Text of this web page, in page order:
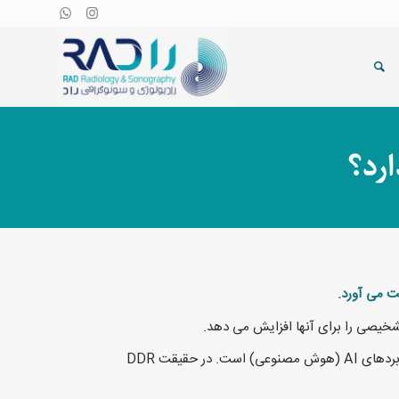
این سری حرکات را می توان با قابلیت پردازش تصویر پیشرفته DDR مورد تجزیه و تحلیل و کمیت قرار داد. DDR بستر امیدوارکننده ای برای کاربردهای AI (هوش مصنوعی) است. در حقیقت DDR